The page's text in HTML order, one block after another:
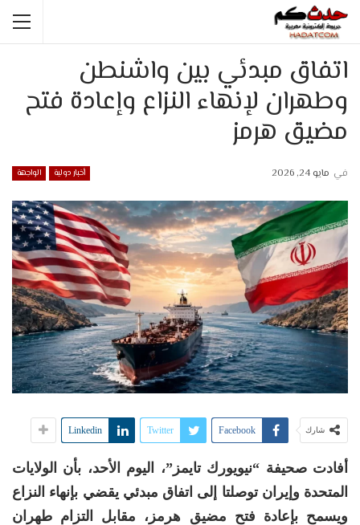
اتفاق مبدئي بين واشنطن
وطهران لإنهاء النزاع وإعادة فتح
مضيق هرمز
أخبار دولية الواجهة في مايو 24, 2026
شارك Facebook
Twitter
Linkedin
أفادت صحيفة “نيويورك تايمز”، اليوم الأحد، بأن الولايات
المتحدة وإيران توصلتا إلى اتفاق مبدئي يقضي بإنهاء النزاع
ويسمح بإعادة فتح مضيق هرمز، مقابل التزام طهران